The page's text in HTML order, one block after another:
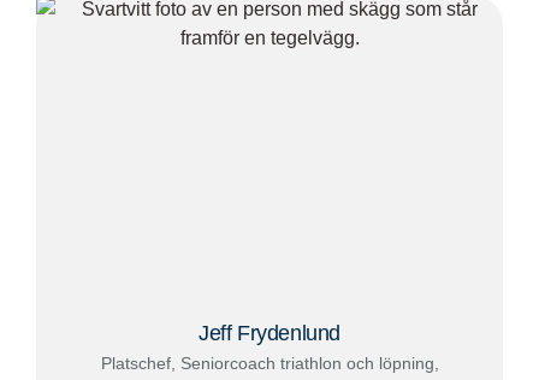
Jeff Frydenlund
Platschef, Seniorcoach triathlon och löpning,